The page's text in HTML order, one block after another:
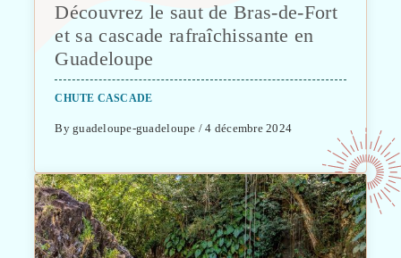
Découvrez le saut de Bras-de-Fort
et sa cascade rafraîchissante en
Guadeloupe
CHUTE CASCADE
By guadeloupe-guadeloupe / 4 décembre 2024